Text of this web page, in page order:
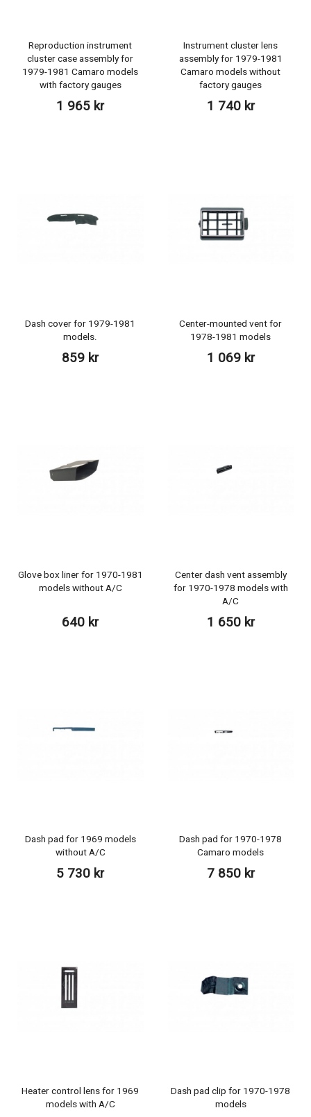
Reproduction instrument
cluster case assembly for
1979-1981 Camaro models
with factory gauges
1 965 kr
Instrument cluster lens
assembly for 1979-1981
Camaro models without
factory gauges
1 740 kr
Dash cover for 1979-1981
models.
859 kr
Center-mounted vent for
1978-1981 models
1 069 kr
Glove box liner for 1970-1981
models without A/C
640 kr
Center dash vent assembly
for 1970-1978 models with
A/C
1 650 kr
Dash pad for 1969 models
without A/C
5 730 kr
Dash pad for 1970-1978
Camaro models
7 850 kr
Heater control lens for 1969
models with A/C
Dash pad clip for 1970-1978
models